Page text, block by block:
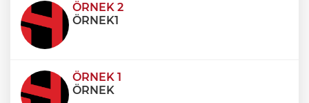
condimentum eros et, faucibus sapien. Praese
ÖRNEK 2
ÖRNEK1
ÖRNEK 1
ÖRNEK